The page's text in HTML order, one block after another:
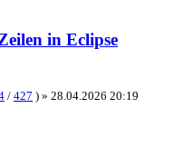
in Eclipse
/ 427 ) » 28.04.2026 20:19